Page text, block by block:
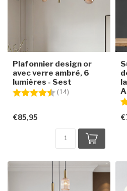
Plafonnier design or
avec verre ambré, 6
lumières - Sest
Note:
(14)
€85,95